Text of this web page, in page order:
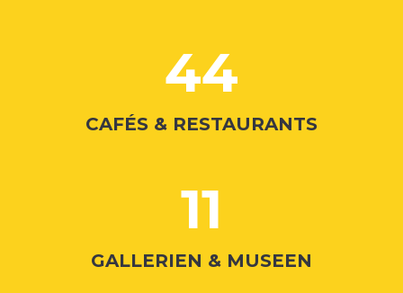
44
CAFÉS & RESTAURANTS
11
GALLERIEN & MUSEEN